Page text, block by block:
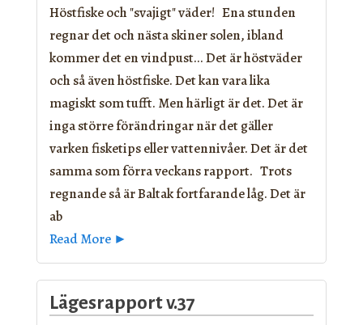
Höstfiske och "svajigt" väder! Ena stunden
regnar det och nästa skiner solen, ibland
kommer det en vindpust... Det är höstväder
och så även höstfiske. Det kan vara lika
magiskt som tufft. Men härligt är det. Det är
inga större förändringar när det gäller
varken fisketips eller vattennivåer. Det är det
samma som förra veckans rapport. Trots
regnande så är Baltak fortfarande låg. Det är
ab
Read More ►
Lägesrapport v.37